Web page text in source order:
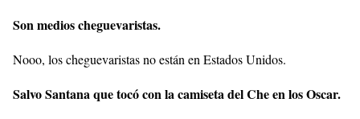
Son medios cheguevaristas.
Nooo, los cheguevaristas no están en Estados Unidos.
Salvo Santana que tocó con la camiseta del Che en los Oscar.